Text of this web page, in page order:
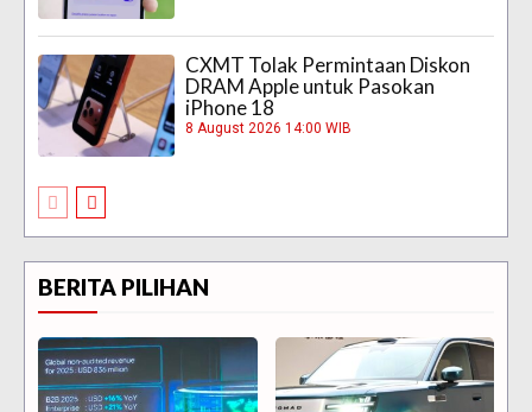
CXMT Tolak Permintaan Diskon
DRAM Apple untuk Pasokan
iPhone 18
8 August 2026 14:00 WIB
BERITA PILIHAN